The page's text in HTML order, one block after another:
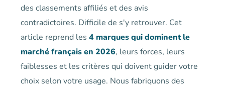
des classements affiliés et des avis
contradictoires. Difficile de s'y retrouver. Cet
article reprend les 4 marques qui dominent le
marché français en 2026, leurs forces, leurs
faiblesses et les critères qui doivent guider votre
choix selon votre usage. Nous fabriquons des